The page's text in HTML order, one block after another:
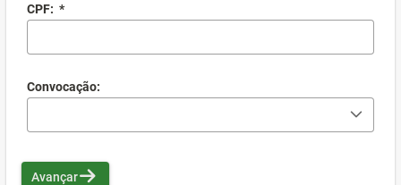
CPF: *
Convocação:
Avançar